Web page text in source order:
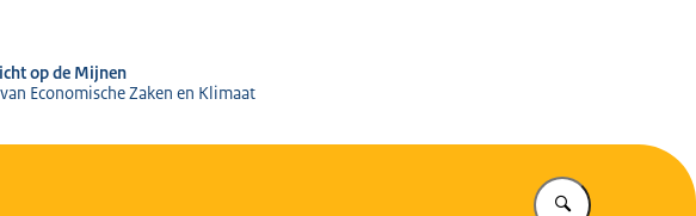
op de Mijnen
Economische Zaken en Klimaat
Vul in wat u